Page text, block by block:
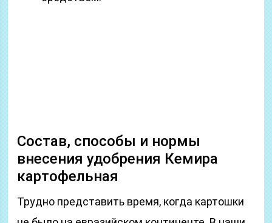
Состав, способы и нормы
внесения удобрения Кемира
картофельная
Трудно представить время, когда картошки